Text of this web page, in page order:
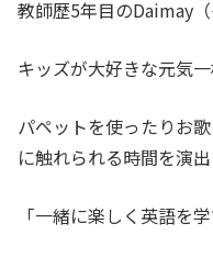
教師歴5年目のDaimay（
キッズが大好きな元気一
パペットを使ったりお
に触れられる時間を演出
「一緒に楽しく英語を